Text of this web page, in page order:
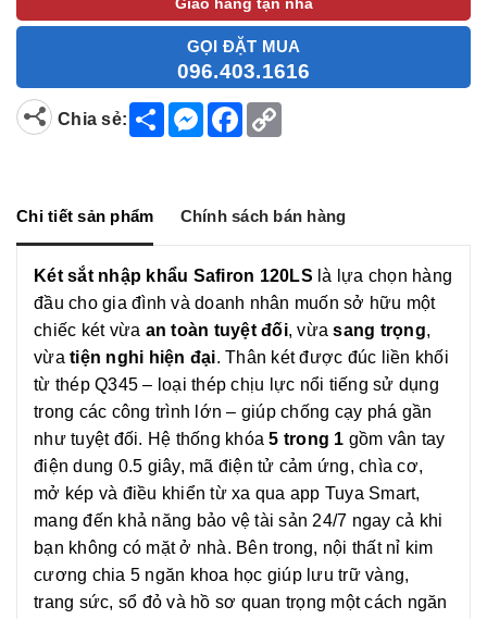
Giao hàng tận nhà
GỌI ĐẶT MUA
096.403.1616
Chia sẻ:
S
h
M
e
g
F
a
o
n
Chi tiết sản phẩm Chính sách bán hàng
Két sắt nhập khẩu Safiron 120LS là lựa chọn hàng
đầu cho gia đình và doanh nhân muốn sở hữu một
chiếc két vừa an toàn tuyệt đối, vừasang trọng,
vừa tiện nghi hiện đại. Thân két được đúc liền khối
từ thép Q345 – loại thép chịu lực nổi tiếng sử dụng
trong các công trình lớn – giúp chống cạy phá gần
như tuyệt đối. Hệ thống khóa5 trong 1 gồm vân tay
điện dung 0.5 giây, mã điện tử cảm ứng, chìa cơ,
mở kép và điều khiển từ xa qua app Tuya Smart,
mang đến khả năng bảo vệ tài sản 24/7 ngay cả khi
bạn không có mặt ở nhà. Bên trong, nội thất nỉ kim
cương chia 5 ngăn khoa học giúp lưu trữ vàng,
trang sức, sổ đỏ và hồ sơ quan trọng một cách ngăn